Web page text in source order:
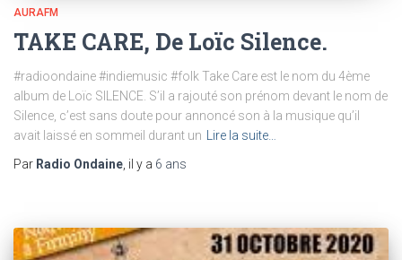
AURAFM
TAKE CARE, De Loïc Silence.
#radioondaine #indiemusic #folk Take Care est le nom du 4ème
album de Loïc SILENCE. S’il a rajouté son prénom devant le nom de
Silence, c’est sans doute pour annoncé son à la musique qu’il
avait laissé en sommeil durant un Lire la suite…
Par Radio Ondaine, il y a 6 ans